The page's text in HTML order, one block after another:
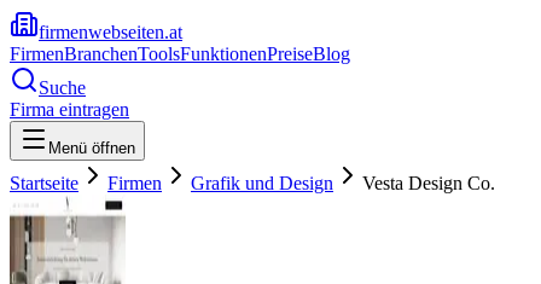
firmenwebseiten.at
FirmenBranchenToolsFunktionenPreiseBlog
Suche
Firma eintragen
Menü öffnen
Startseite Firmen Grafik und Design Vesta Design Co.